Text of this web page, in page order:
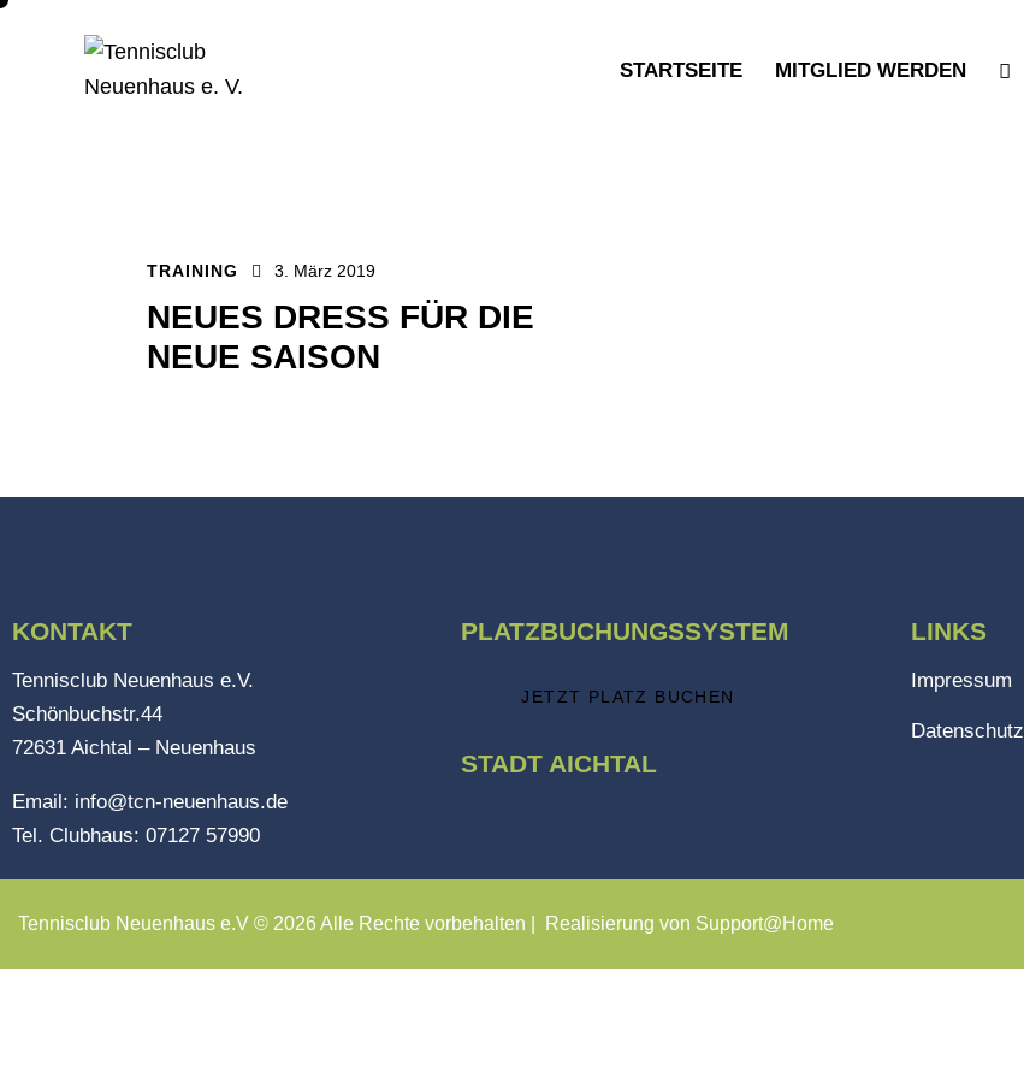
STARTSEITE MITGLIED WERDEN
TRAINING 3. März 2019
NEUES DRESS FÜR DIE
NEUE SAISON
KONTAKT
Tennisclub Neuenhaus e.V.
Schönbuchstr.44
72631 Aichtal – Neuenhaus
Email: info@tcn-neuenhaus.de
Tel. Clubhaus: 07127 57990
PLATZBUCHUNGSSYSTEM
JETZT PLATZ BUCHEN
STADT AICHTAL
LINKS
Impressum
Datenschutz
Tennisclub Neuenhaus e.V © 2026 Alle Rechte vorbehalten | Realisierung von Support@Home